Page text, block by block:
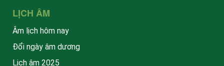
LỊCH ÂM
Âm lịch hôm nay
Đổi ngày âm dương
Lịch âm 2025